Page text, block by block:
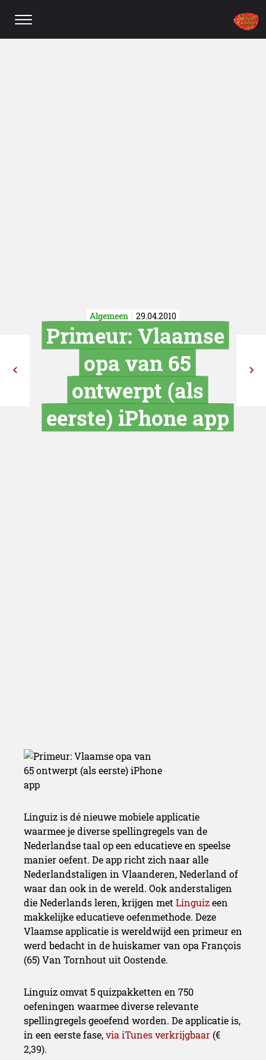
Algemeen 29.04.2010
Linguiz is dé nieuwe mobiele applicatie
waarmee je diverse spellingregels van de
Nederlandse taal op een educatieve en speelse
manier oefent. De app richt zich naar alle
Nederlandstaligen in Vlaanderen, Nederland of
waar dan ook in de wereld. Ook anderstaligen
die Nederlands leren, krijgen met Linguizeen
makkelijke educatieve oefenmethode. Deze
Vlaamse applicatie is wereldwijd een primeur en
werd bedacht in de huiskamer van opa François
(65) Van Tornhout uit Oostende.
Linguiz omvat 5 quizpakketten en 750
oefeningen waarmee diverse relevante
spellingregels geoefend worden. De applicatie is,
in een eerste fase,via iTunes verkrijgbaar (€
2,39).